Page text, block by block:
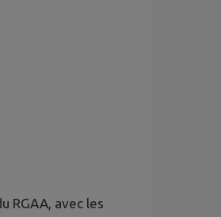
RGAA, avec les